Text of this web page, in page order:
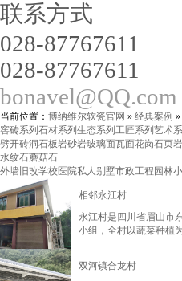
联系方式
028-87767611
028-87767611
bonavel@QQ.com
当前位置： 博纳维尔软瓷官网 » 经典案例 »
窖砖系列 石材系列 生态系列 工匠系列 艺术
劈开砖洞石板岩砂岩玻璃面瓦面花岗石页岩
水纹石蘑菇石
外墙旧改学校医院私人别墅市政工程 园林
相邻永江村
永江村是四川省眉山市
小组，全村以蔬菜种植
双河镇合龙村